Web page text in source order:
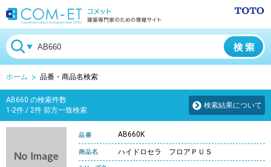
ホーム 品番・商品名検索
AB660 の検索件数
1-2件 / 2件 前方一致検索
検索結果について
AB660K
ハイドロセラ フロアＰＵＳ